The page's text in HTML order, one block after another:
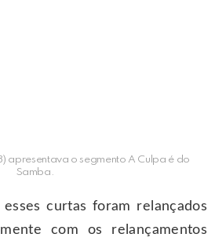
apresentava o segmento A Culpa é do
Samba.
curtas foram relançados
com os relançamentos